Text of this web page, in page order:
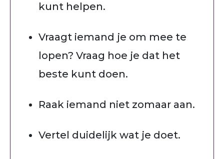
kunt helpen.
Vraagt iemand je om mee te
lopen? Vraag hoe je dat het
beste kunt doen.
Raak iemand niet zomaar aan.
Vertel duidelijk wat je doet.